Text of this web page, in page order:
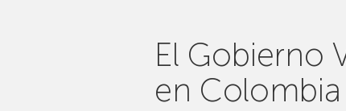
El Gobierno
en Colombia